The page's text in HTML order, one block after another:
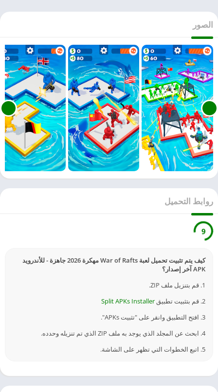
الصور
روابط التحميل
9
كيف يتم تثبيت تحميل لعبة War of Rafts مهكرة 2026 جاهزة - للأندرويد
APK آخر إصدار؟
1. قم بتنزيل ملف ZIP.
2. قم بتثبيت تطبيق
Split APKs Installer
3. افتح التطبيق وانقر على "تثبيت APKs".
4. ابحث عن المجلد الذي يوجد به ملف ZIP الذي تم تنزيله وحدده.
5. اتبع الخطوات التي تظهر على الشاشة.